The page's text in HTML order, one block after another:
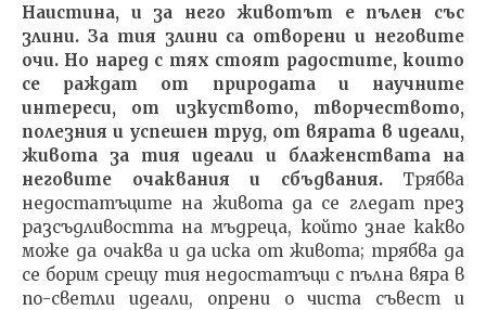
Наистина, и за него животът е пълен със
злини. За тия злини са отворени и неговите
очи. Но наред с тях стоят радостите, които
се раждат от природата и научните
интереси, от изкуството, творчеството,
полезния и успешен труд, от вярата в идеали,
живота за тия идеали и блаженствата на
неговите очаквания и сбъдвания.Трябва
недостатъците на живота да се гледат през
разсъдливостта на мъдреца, който знае какво
може да очаква и да иска от живота; трябва да
се борим срещу тия недостатъци с пълна вяра в
по-светли идеали, опрени о чиста съвест и